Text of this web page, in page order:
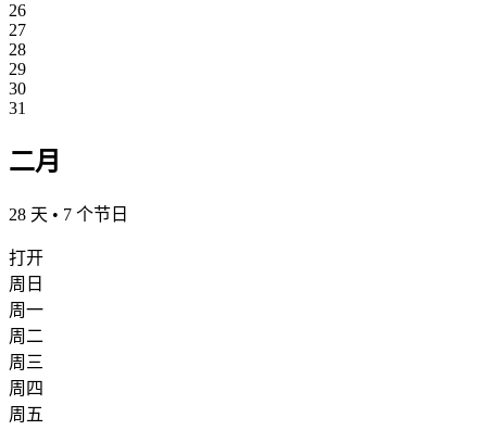
26
27
28
29
30
31
二月
28 天 • 7 个节日
打开
周日
周一
周二
周三
周四
周五